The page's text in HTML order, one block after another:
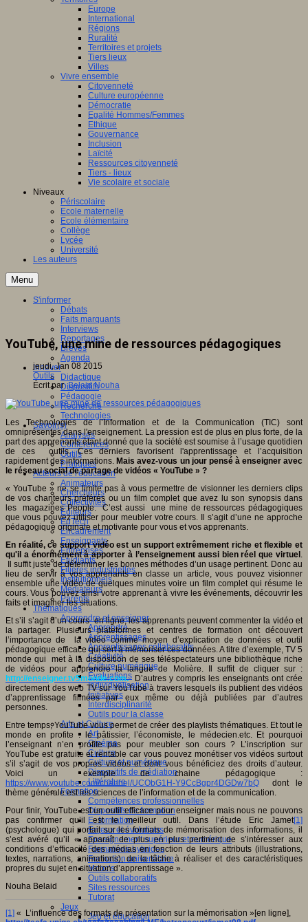
Europe
International
Régions
Ruralité
Territoires et projets
Tiers lieux
Villes
Vivre ensemble
Citoyenneté
Culture européenne
Démocratie
Egalité Hommes/Femmes
Ethique
Gouvernance
Inclusion
Laïcité
Ressources citoyenneté
Tiers - lieux
Vie scolaire et sociale
Niveaux
Périscolaire
Ecole maternelle
Ecole élémentaire
Collège
Lycée
Université
Les auteurs
Menu
S'informer
Débats
Faits marquants
Interviews
Reportages
Brèves
Agenda
Innover
Didactique
Dispositifs
Pédagogie
Recherche
Technologies
Savoir(s)
Analyses
Conférences
Outils
Pratiques
Acteurs de l'éducation
Animateurs
Chercheurs
Collectivités
Editeurs
EdTech
Encadrement
Enseignants
Entreprises
Etudiants
Filières industrielles
Institutionnels
Médiateurs
Parents
Thématiques
Apprendre et enseigner
Apprendre
Apprentissages
Apprentissages collaboratifs
Créativité
Culture numérique
Evaluations
Individualisation
Initiatives
Interdisciplinarité
Outils pour la classe
Arts et Culture
Art
Cinéma
Culture
Culture et numérique
Dispositifs de médiation
Littérature
Formation
Compétences professionnelles
Dispositifs de formation
E- formation
Enjeux et évolutions
Enseignement supérieur et numérique
Formations hybrides
Formation universitaire
Mooc’s
Outils collaboratifs
Sites ressources
Tutorat
Jeux
Jeu et éducation
YouTube, une mine de ressources pédagogiques
jeudi, Jan 08 2015
Outils
Écrit parBelaid Nouha
Les Technologies de l’Information et de la Communication (TIC) sont
omniprésentes dans l'enseignement. La pression est de plus en plus forte, de la
part des apprenants étant donné que la société est soumise à l’usage quotidien
de ces outils. Ces derniers favorisent l'apprentissage et l’acquisition
rapidement des informations.Mais avez-vous un jour pensé à enseigner avec
le réseau social de partage de vidéos « YouTube » ?
« YouTube » ne se limite pas à vous permettre de visionner les derniers clips
de vos chanteurs préférés ou un film complet que avez lu son synopsis dans
les magazines People. C’est aussi une mine de ressources pédagogiques
que vous pouvez utiliser pour meubler votre cours. Il s’agit d’une ne approche
pédagogique originale et motivante pour vous et vos apprenants.
En réalité, ce support vidéo est un support extrêmement riche et flexible et
qu'il a énormément à apporter à l’enseignement aussi bien réel que virtuel.
Il suffit juste de déterminer les bonnes méthodes d’un usage pertinent. Donc au
lieu de servir à vos apprenants en classe un article, vous pouvez visionner
ensemble une vidéo de quelques minutes voire un film complet qui résume le
cours. Vous pouvez ainsi votre apprenant à vivre les événements, découvrir les
faits et imaginer les situations.
Et s’il s’agit d’un cours en ligne, les apprenants peuvent commenter la vidéo et
la partager. Plusieurs plateformes et centres de formation ont découvert
l’importance de la vidéo comme moyen d’explication de données et outil
pédagogique efficace qui sert à mémoriser ces données. A titre d’exemple, TV 5
monde qui met à la disposition de ses téléspectateurs une bibliothèque riche
de vidéos pour apprendre la langue de Molière. Il suffit de cliquer sur :
http://enseigner.tv5monde.com.D’autres y compris les enseignants ont crée
directement des web TV sur YouTube à travers lesquels ils publient des vidéos
d’apprentissage filmées par eux même ou déjà publiées par d’autres
personnes.
Entre temps, YouTube vous permet de créer des playlists thématiques. Et tout le
monde en profite : le pâtissier, l’économiste, le médecien.etc. Et pourquoi
l’enseignant n’en profite pas pour meubler son cours ? L’inscription sur
YouTube est gratuite et rentable car vous pouvez monétiser vos vidéos surtout
s’il s’agit de vos propres vidéos et dont vous bénéficiez des droits d’auteur.
Voici un exemple de chaine pédagogique :
https://www.youtube.com/channel/UCObG1H-Y9CcBgpr4DGDw7bQ dont le
thème générale est les sciences de l’information et de la communication.
Pour finir, YouTube est un outil efficace pour enseigner mais nous ne pouvons
pas confirmer qu’il est le meilleur outil. Dans l’étude Eric Jamet[1]
(psychologue) qui portait sur les formats de mémorisation des informations, il
s’est avéré qu’il « apparaît de plus en plus pertinent de s’intéresser aux
conditions d’efficacité des médias en fonction de leurs attributs (illustrations,
textes, narrations, animations), de la tâche à réaliser et des caractéristiques
propres du sujet en situation d’apprentissage ».
Nouha Belaid
[1] « L’influence des formats de présentation sur la mémorisation »[en ligne],